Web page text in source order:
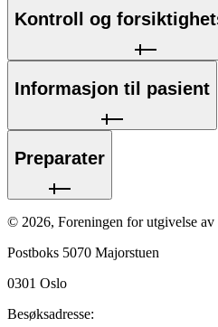
Kontroll og
Informasjon til pasient
Preparater
© 2026, Foreningen for utgivelse
Postboks 5070 Majorstuen
0301 Oslo
Besøksadresse: